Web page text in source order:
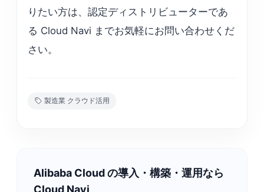
りたい方は、認定ディストリビューターであ
る Cloud Navi までお気軽にお問い合わせくだ
さい。
製造業 クラウド活用
Alibaba Cloud の導入・構築・運用なら
Cloud Navi